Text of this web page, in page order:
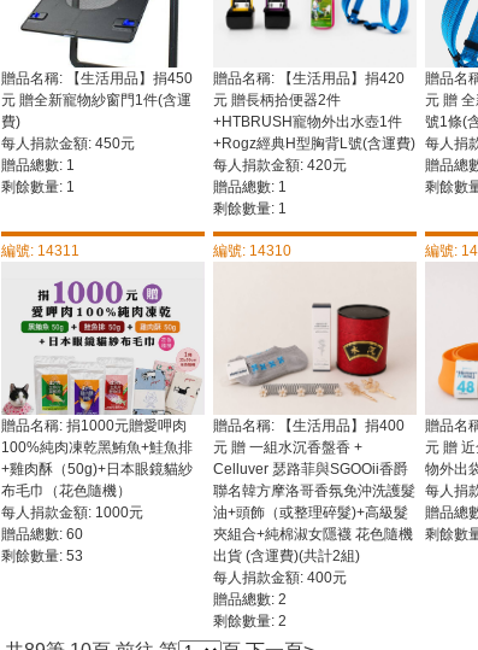
贈品名稱: 【生活用品】捐450
元 贈全新寵物紗窗門1件(含運
費)
每人捐款金額: 450元
贈品總數: 1
剩餘數量: 1
贈品名稱: 【生活用品】捐420
元 贈長柄拾便器2件
+HTBRUSH寵物外出水壺1件
+Rogz經典H型胸背L號(含運費)
每人捐款金額: 420元
贈品總數: 1
剩餘數量: 1
贈品名
元 贈
號1條(
每人捐
贈品總
剩餘數
編號: 14311
贈品名稱: 捐1000元贈愛呷肉
100%純肉凍乾黑鮪魚+鮭魚排
+雞肉酥（50g)+日本眼鏡貓紗
布毛巾（花色隨機）
每人捐款金額: 1000元
贈品總數: 60
剩餘數量: 53
編號: 14310
贈品名稱: 【生活用品】捐400
元 贈 一組水沉香盤香 +
Celluver 瑟路菲與SGOOii香爵
聯名韓方摩洛哥香氛免沖洗護髮
油+頭飾（或整理碎髮)+高級髮
夾組合+純棉淑女隱襪 花色隨機
出貨 (含運費)(共計2組)
每人捐款金額: 400元
贈品總數: 2
剩餘數量: 2
編號:
贈品名
元 贈
物外出
每人捐
贈品總
剩餘數